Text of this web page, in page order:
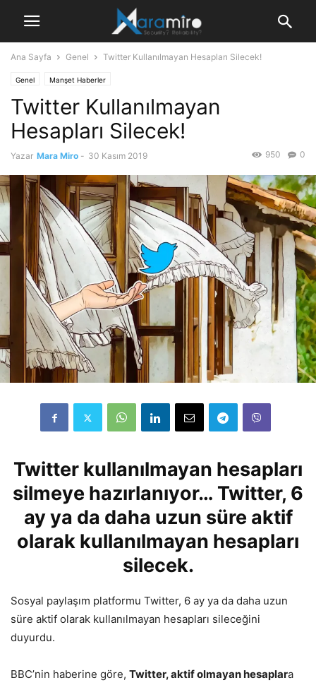
Ana Sayfa Genel Twitter Kullanılmayan Hesapları Silecek!
Genel Manşet Haberler
Twitter Kullanılmayan
Hesapları Silecek!
Yazar Mara Miro - 30 Kasım 2019 0
950
Twitter kullanılmayan hesapları
silmeye hazırlanıyor… Twitter, 6
ay ya da daha uzun süre aktif
olarak kullanılmayan hesapları
silecek.
Sosyal paylaşım platformu Twitter, 6 ay ya da daha uzun
süre aktif olarak kullanılmayan hesapları sileceğini
duyurdu.
BBC’nin haberine göre, Twitter, aktif olmayan hesaplara